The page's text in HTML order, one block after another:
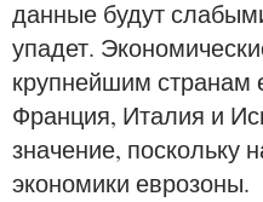
данные будут
упадет.
крупнейшим странам
Франция, Италия и
значение, поскольку
экономики еврозоны.